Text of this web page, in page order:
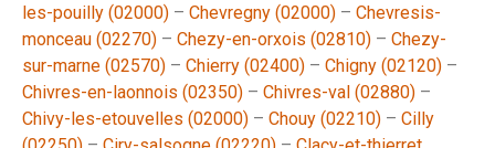
les-pouilly (02000) – Chevregny (02000) – Chevresis-
monceau (02270) – Chezy-en-orxois (02810) – Chezy-
sur-marne (02570) – Chierry (02400) – Chigny (02120) –
Chivres-en-laonnois (02350) – Chivres-val (02880) –
Chivy-les-etouvelles (02000) – Chouy (02210) – Cilly